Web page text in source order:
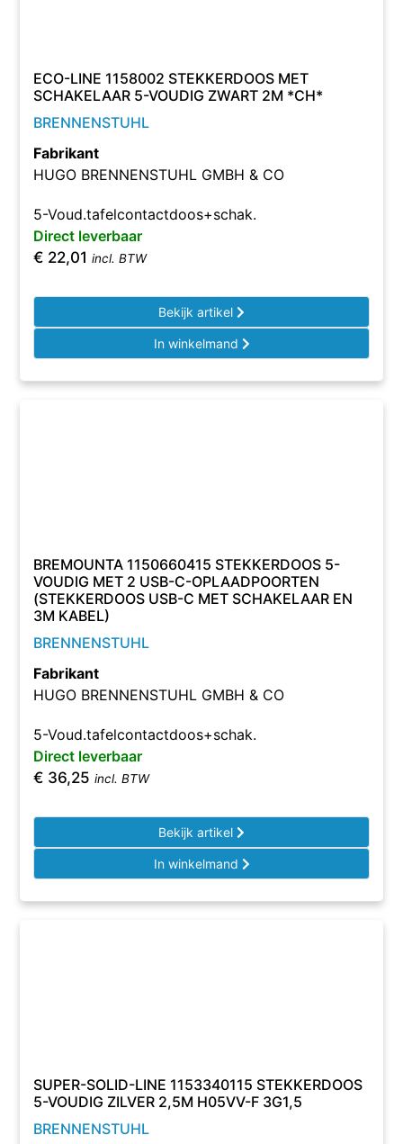
ECO-LINE 1158002 STEKKERDOOS MET
SCHAKELAAR 5-VOUDIG ZWART 2M *CH*
BRENNENSTUHL
Fabrikant
HUGO BRENNENSTUHL GMBH & CO
5-Voud.tafelcontactdoos+schak.
Direct leverbaar
€ 22,01 incl. BTW
Bekijk artikel
In winkelmand
BREMOUNTA 1150660415 STEKKERDOOS 5-
VOUDIG MET 2 USB-C-OPLAADPOORTEN
(STEKKERDOOS USB-C MET SCHAKELAAR EN
3M KABEL)
BRENNENSTUHL
Fabrikant
HUGO BRENNENSTUHL GMBH & CO
5-Voud.tafelcontactdoos+schak.
Direct leverbaar
€ 36,25 incl. BTW
Bekijk artikel
In winkelmand
SUPER-SOLID-LINE 1153340115 STEKKERDOOS
5-VOUDIG ZILVER 2,5M H05VV-F 3G1,5
BRENNENSTUHL